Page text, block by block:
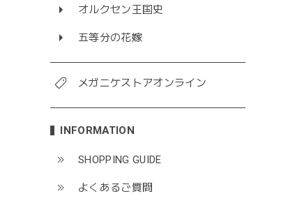
オルクセン王国史
五等分の花嫁
メガニケストアオンライン
INFORMATION
SHOPPING GUIDE
よくあるご質問